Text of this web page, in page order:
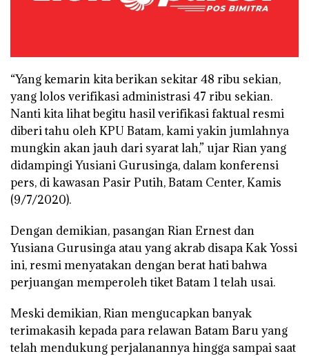
“Yang kemarin kita berikan sekitar 48 ribu sekian,
yang lolos verifikasi administrasi 47 ribu sekian.
Nanti kita lihat begitu hasil verifikasi faktual resmi
diberi tahu oleh KPU Batam, kami yakin jumlahnya
mungkin akan jauh dari syarat lah,” ujar Rian yang
didampingi Yusiani Gurusinga, dalam konferensi
pers, di kawasan Pasir Putih, Batam Center, Kamis
(9/7/2020).
Dengan demikian, pasangan Rian Ernest dan
Yusiana Gurusinga atau yang akrab disapa Kak Yossi
ini, resmi menyatakan dengan berat hati bahwa
perjuangan memperoleh tiket Batam 1 telah usai.
Meski demikian, Rian mengucapkan banyak
terimakasih kepada para relawan Batam Baru yang
telah mendukung perjalanannya hingga sampai saat